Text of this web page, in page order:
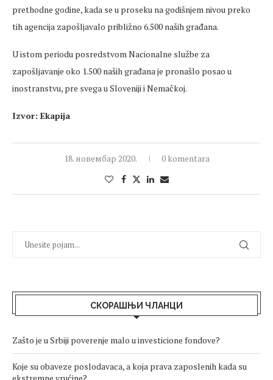
prethodne godine, kada se u proseku na godišnjem nivou preko
tih agencija zapošljavalo približno 6.500 naših građana.
U istom periodu posredstvom Nacionalne službe za
zapošljavanje oko 1.500 naših građana je pronašlo posao u
inostranstvu, pre svega u Sloveniji i Nemačkoj.
Izvor: Ekapija
18. новембар 2020. 0 komentara
СКОРАШЊИ ЧЛАНЦИ
Zašto je u Srbiji poverenje malo u investicione fondove?
Koje su obaveze poslodavaca, a koja prava zaposlenih kada su